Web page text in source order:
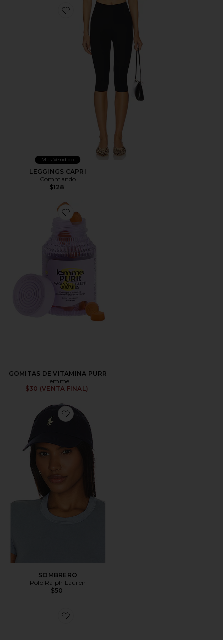
Favorite LEGGINGS CAPRI
Más Vendido
LEGGINGS CAPRI
Commando
$128
Favorite GOMITAS DE VITAMINA PURR
GOMITAS DE VITAMINA PURR
Lemme
$30 (VENTA FINAL)
Favorite SOMBRERO
SOMBRERO
Polo Ralph Lauren
$50
Favorite ZAPATILLA DEPORTIVA GEL-1130